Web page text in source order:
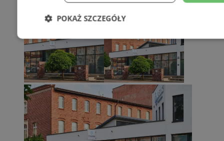
POKAŻ SZCZEGÓŁY
Niezbędne Wydajność
Niesklasyfikowane